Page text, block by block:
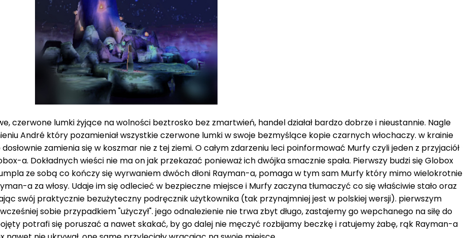
czerwone lumki żyjące na wolności beztrosko bez zmartwień, handel działał bardzo dobrze i nieustannie. Nagle
André który pozamieniał wszystkie czerwone lumki w swoje bezmyślące kopie czarnych włochaczy. w krainie
zamienia się w koszmar nie z tej ziemi. O całym zdarzeniu leci poinformować Murfy czyli jeden z przyjaciół
a. Dokładnych wieści nie ma on jak przekazać ponieważ ich dwójka smacznie spała. Pierwszy budzi się Globox
ze sobą co kończy się wyrwaniem dwóch dłoni Rayman-a, pomaga w tym sam Murfy który mimo wielokrotnie
a za włosy. Udaje im się odlecieć w bezpieczne miejsce i Murfy zaczyna tłumaczyć co się właściwie stało oraz
swój praktycznie bezużyteczny podręcznik użytkownika (tak przynajmniej jest w polskiej wersji). pierwszym
sobie przypadkiem "użyczył". jego odnalezienie nie trwa zbyt długo, zastajemy go wepchanego na siłę do
potrafi się poruszać a nawet skakać, by go dalej nie męczyć rozbijamy beczkę i ratujemy żabę, rąk Rayman-a